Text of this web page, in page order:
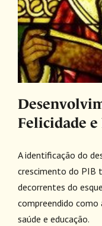
Felicidade e
A identificação do
crescimento do PIB
decorrentes do
compreendido como
saúde e educação.